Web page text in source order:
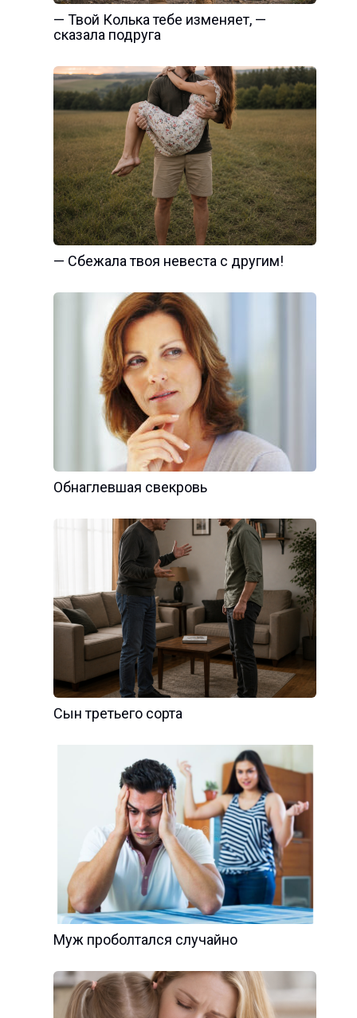
— Твой Колька тебе изменяет, —
сказала подруга
— Сбежала твоя невеста с другим!
Обнаглевшая свекровь
Сын третьего сорта
Муж проболтался случайно